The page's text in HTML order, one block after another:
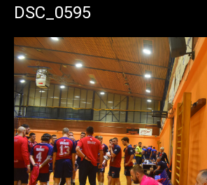
Kikinda
DSC_0595